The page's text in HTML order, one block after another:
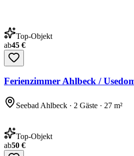
Top-Objekt
ab45 €
Ferienzimmer Ahlbeck /
Seebad Ahlbeck · 2 Gäste · 27 m²
Top-Objekt
ab50 €